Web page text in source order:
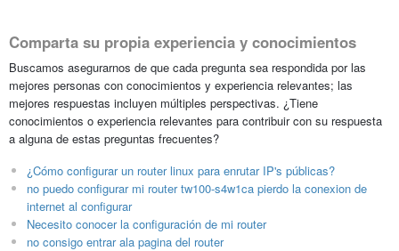
Comparta su propia experiencia y conocimientos
Buscamos asegurarnos de que cada pregunta sea respondida por las
mejores personas con conocimientos y experiencia relevantes; las
mejores respuestas incluyen múltiples perspectivas. ¿Tiene
conocimientos o experiencia relevantes para contribuir con su respuesta
a alguna de estas preguntas frecuentes?
¿Cómo configurar un router linux para enrutar IP's públicas?
no puedo configurar mi router tw100-s4w1ca pierdo la conexion de
internet al configurar
Necesito conocer la configuración de mi router
no consigo entrar ala pagina del router